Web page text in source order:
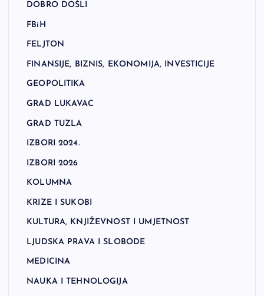
DOBRO DOŠLI
FBiH
FELJTON
FINANSIJE, BIZNIS, EKONOMIJA, INVESTICIJE
GEOPOLITIKA
GRAD LUKAVAC
GRAD TUZLA
IZBORI 2024.
IZBORI 2026
KOLUMNA
KRIZE I SUKOBI
KULTURA, KNJIŽEVNOST I UMJETNOST
LJUDSKA PRAVA I SLOBODE
MEDICINA
NAUKA I TEHNOLOGIJA